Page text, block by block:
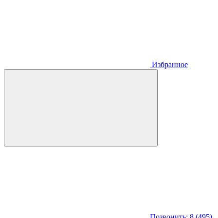
Избранное